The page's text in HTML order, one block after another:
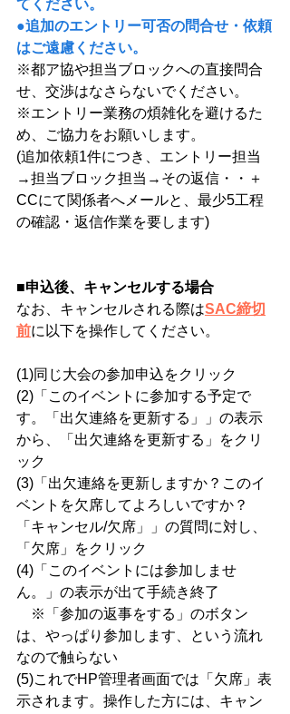
てください。
●追加のエントリー可否の問合せ・依頼
はご遠慮ください。
※都ア協や担当ブロックへの直接問合
せ、交渉はなさらないでください。
※エントリー業務の煩雑化を避けるた
め、ご協力をお願いします。
(追加依頼1件につき、エントリー担当
→担当ブロック担当→その返信・・＋
CCにて関係者へメールと、最少5工程
の確認・返信作業を要します)
■申込後、キャンセルする場合
なお、キャンセルされる際はSAC締切
前に以下を操作してください。
(1)同じ大会の参加申込をクリック
(2)「このイベントに参加する予定で
す。「出欠連絡を更新する」」の表示
から、「出欠連絡を更新する」をクリ
ック
(3)「出欠連絡を更新しますか？このイ
ベントを欠席してよろしいですか？
「キャンセル/欠席」」の質問に対し、
「欠席」をクリック
(4)「このイベントには参加しませ
ん。」の表示が出て手続き終了
※「参加の返事をする」のボタン
は、やっぱり参加します、という流れ
なので触らない
(5)これでHP管理者画面では「欠席」表
示されます。操作した方には、キャン